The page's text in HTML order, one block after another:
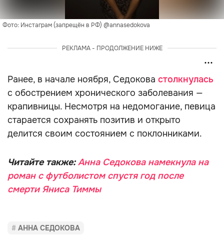
Фото: Инстаграм (запрещён в РФ) @annasedokova
РЕКЛАМА - ПРОДОЛЖЕНИЕ НИЖЕ
Ранее, в начале ноября, Седокова столкнулась
с обострением хронического заболевания —
крапивницы. Несмотря на недомогание, певица
старается сохранять позитив и открыто
делится своим состоянием с поклонниками.
Читайте также:Анна Седокова намекнула на
роман с футболистом спустя год после
смерти Яниса Тиммы
АННА СЕДОКОВА